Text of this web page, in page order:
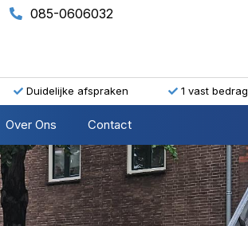
085-0606032
Duidelijke afspraken 1 vast bedrag
Over Ons Contact